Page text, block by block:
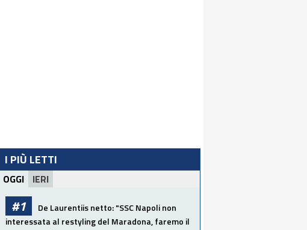
I PIÙ LETTI
OGGI IERI
#1
De Laurentiis netto: "SSC Napoli non
interessata al restyling del Maradona, faremo il